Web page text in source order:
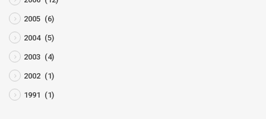
2005 (6)
2004 (5)
2003 (4)
2002 (1)
1991 (1)